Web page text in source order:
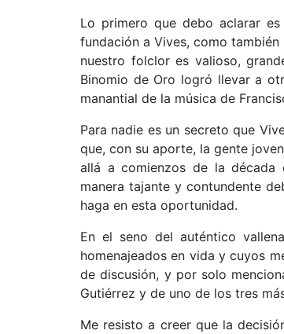
Lo primero que debo aclarar
fundación a Vives, como
nuestro folclor es valioso,
Binomio de Oro logró llevar a
manantial de la música de
Para nadie es un secreto que
que, con su aporte, la gente
allá a comienzos de la década
manera tajante y contundente
haga en esta oportunidad.
En el seno del auténtico
homenajeados en vida y cuyos
de discusión, y por solo
Gutiérrez y de uno de los tres
Me resisto a creer que la